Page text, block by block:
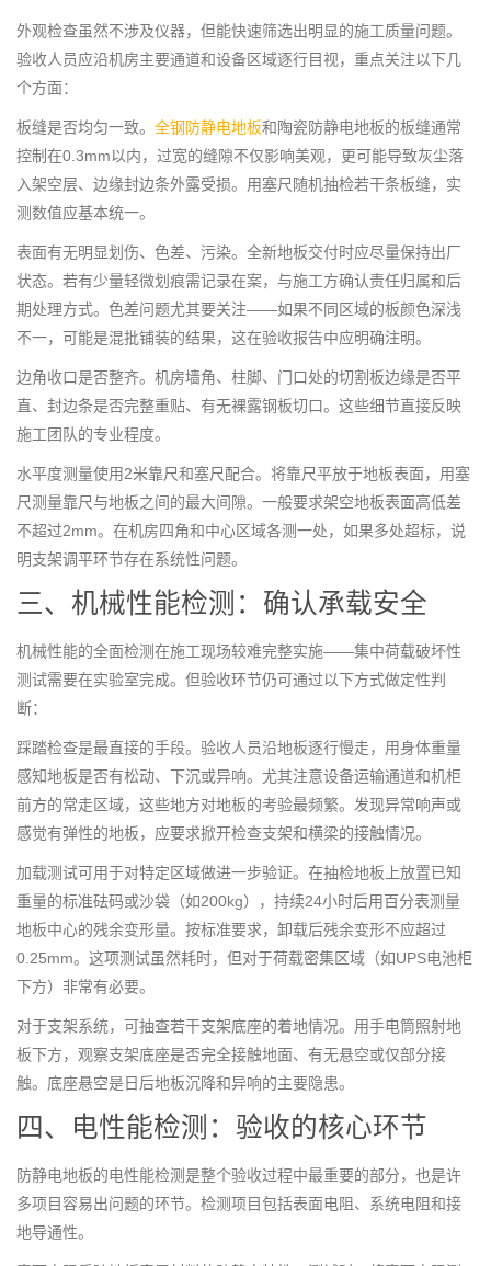
外观检查虽然不涉及仪器，但能快速筛选出明显的施工质量问题。
验收人员应沿机房主要通道和设备区域逐行目视，重点关注以下几
个方面：
板缝是否均匀一致。 全钢防静电地板和陶瓷防静电地板的板缝通常
控制在0.3mm以内，过宽的缝隙不仅影响美观，更可能导致灰尘落
入架空层、边缘封边条外露受损。用塞尺随机抽检若干条板缝，实
测数值应基本统一。
表面有无明显划伤、色差、污染。全新地板交付时应尽量保持出厂
状态。若有少量轻微划痕需记录在案，与施工方确认责任归属和后
期处理方式。色差问题尤其要关注——如果不同区域的板颜色深浅
不一，可能是混批铺装的结果，这在验收报告中应明确注明。
边角收口是否整齐。机房墙角、柱脚、门口处的切割板边缘是否平
直、封边条是否完整重贴、有无裸露钢板切口。这些细节直接反映
施工团队的专业程度。
水平度测量使用2米靠尺和塞尺配合。将靠尺平放于地板表面，用塞
尺测量靠尺与地板之间的最大间隙。一般要求架空地板表面高低差
不超过2mm。在机房四角和中心区域各测一处，如果多处超标，说
明支架调平环节存在系统性问题。
三、机械性能检测：确认承载安全
机械性能的全面检测在施工现场较难完整实施——集中荷载破坏性
测试需要在实验室完成。但验收环节仍可通过以下方式做定性判
断：
踩踏检查是最直接的手段。验收人员沿地板逐行慢走，用身体重量
感知地板是否有松动、下沉或异响。尤其注意设备运输通道和机柜
前方的常走区域，这些地方对地板的考验最频繁。发现异常响声或
感觉有弹性的地板，应要求掀开检查支架和横梁的接触情况。
加载测试可用于对特定区域做进一步验证。在抽检地板上放置已知
重量的标准砝码或沙袋（如200kg），持续24小时后用百分表测量
地板中心的残余变形量。按标准要求，卸载后残余变形不应超过
0.25mm。这项测试虽然耗时，但对于荷载密集区域（如UPS电池柜
下方）非常有必要。
对于支架系统，可抽查若干支架底座的着地情况。用手电筒照射地
板下方，观察支架底座是否完全接触地面、有无悬空或仅部分接
触。底座悬空是日后地板沉降和异响的主要隐患。
四、电性能检测：验收的核心环节
防静电地板的电性能检测是整个验收过程中最重要的部分，也是许
多项目容易出问题的环节。检测项目包括表面电阻、系统电阻和接
地导通性。